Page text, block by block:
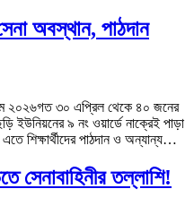
অবস্থান, পাঠদান
২০২৬গত ৩০ এপ্রিল থেকে ৪০ জনের
ইউনিয়নের ৯ নং ওয়ার্ডে নাক্রেই পাড়া
শিক্ষার্থীদের পাঠদান ও অন্যান্য…
সেনাবাহিনীর তল্লাশি!